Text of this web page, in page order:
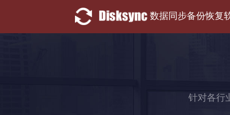
数据同步备份恢复
针对各行